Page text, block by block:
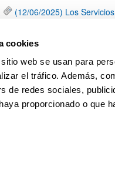
cookies
web se usan para
el tráfico. Además,
de redes sociales,
proporcionado o que
(12/06/2025) Los
una caracterización química